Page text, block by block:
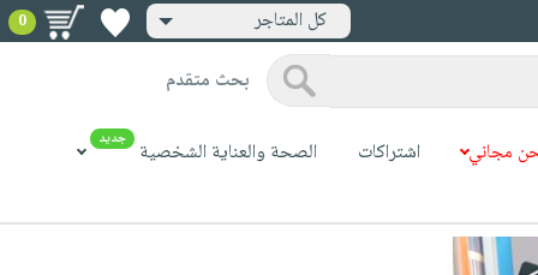
كل المتاجر 0
بحث متقدم
مجاني اشتراكات الصحة والعناية الشخصية جديد